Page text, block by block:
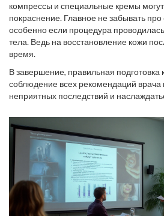
компрессы и специальные кремы
покраснение. Главное не забывать
особенно если процедура
тела. Ведь на восстановление кожи
время.
В завершение, правильная подготовка
соблюдение всех рекомендаций врача
неприятных последствий и
каждый тип кожи индивидуальны,
слушайте врача и не стесняйтесь
вопросы.